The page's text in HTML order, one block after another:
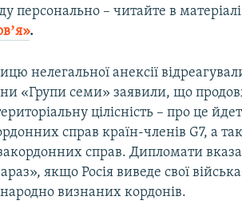
персонально – читайте в
.
нелегальної анексії
«Групи семи» заявили, що
цілісність – про це
справ країн-членів G7, а
справ. Дипломати
якщо Росія виведе свої війська
визнаних кордонів.